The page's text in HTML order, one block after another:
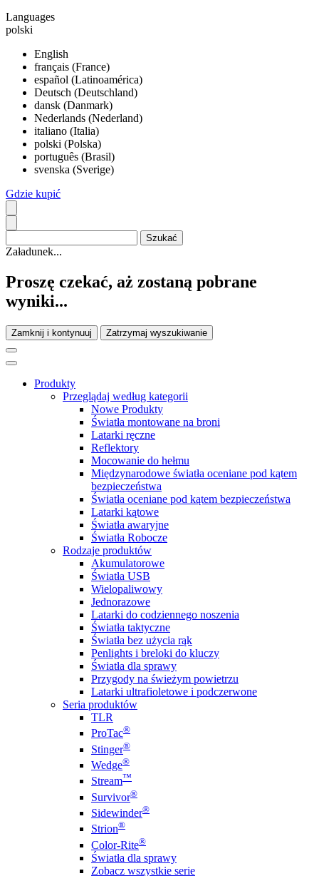
Languages
polski
English
français (France)
español (Latinoamérica)
Deutsch (Deutschland)
dansk (Danmark)
Nederlands (Nederland)
italiano (Italia)
polski (Polska)
português (Brasil)
svenska (Sverige)
Gdzie kupić
Załadunek...
Proszę czekać, aż zostaną pobrane
wyniki...
Zamknij i kontynuuj Zatrzymaj wyszukiwanie
Produkty
Przeglądaj według kategorii
Nowe Produkty
Światła montowane na broni
Latarki ręczne
Reflektory
Mocowanie do hełmu
Międzynarodowe światła oceniane pod kątem
bezpieczeństwa
Światła oceniane pod kątem bezpieczeństwa
Latarki kątowe
Światła awaryjne
Światła Robocze
Rodzaje produktów
Akumulatorowe
Światła USB
Wielopaliwowy
Jednorazowe
Latarki do codziennego noszenia
Światła taktyczne
Światła bez użycia rąk
Penlights i breloki do kluczy
Światła dla sprawy
Przygody na świeżym powietrzu
Latarki ultrafioletowe i podczerwone
Seria produktów
TLR
ProTac®
Stinger®
Wedge®
Stream™
Survivor®
Sidewinder®
Strion®
Color-Rite®
Światła dla sprawy
Zobacz wszystkie serie